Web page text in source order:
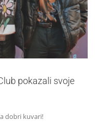
pokazali svoje
dobri kuvari!